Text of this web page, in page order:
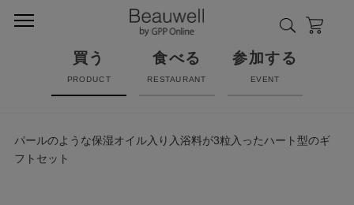
買う
PRODUCT
食べる
RESTAURANT
参加する
EVENT
パールのような保湿オイル入り入浴料が3粒入ったハート型のギ
フトセット